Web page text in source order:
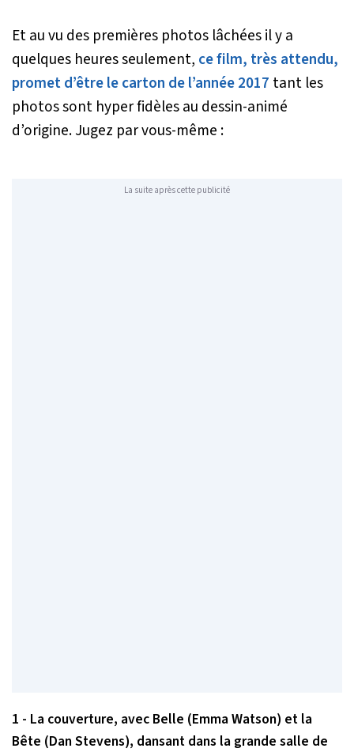
Et au vu des premières photos lâchées il y a
quelques heures seulement, ce film, très attendu,
promet d’être le carton de l’année 2017 tant les
photos sont hyper fidèles au dessin-animé
d’origine. Jugez par vous-même :
La suite après cette publicité
1 - La couverture, avec Belle (Emma Watson) et la
Bête (Dan Stevens), dansant dans la grande salle de